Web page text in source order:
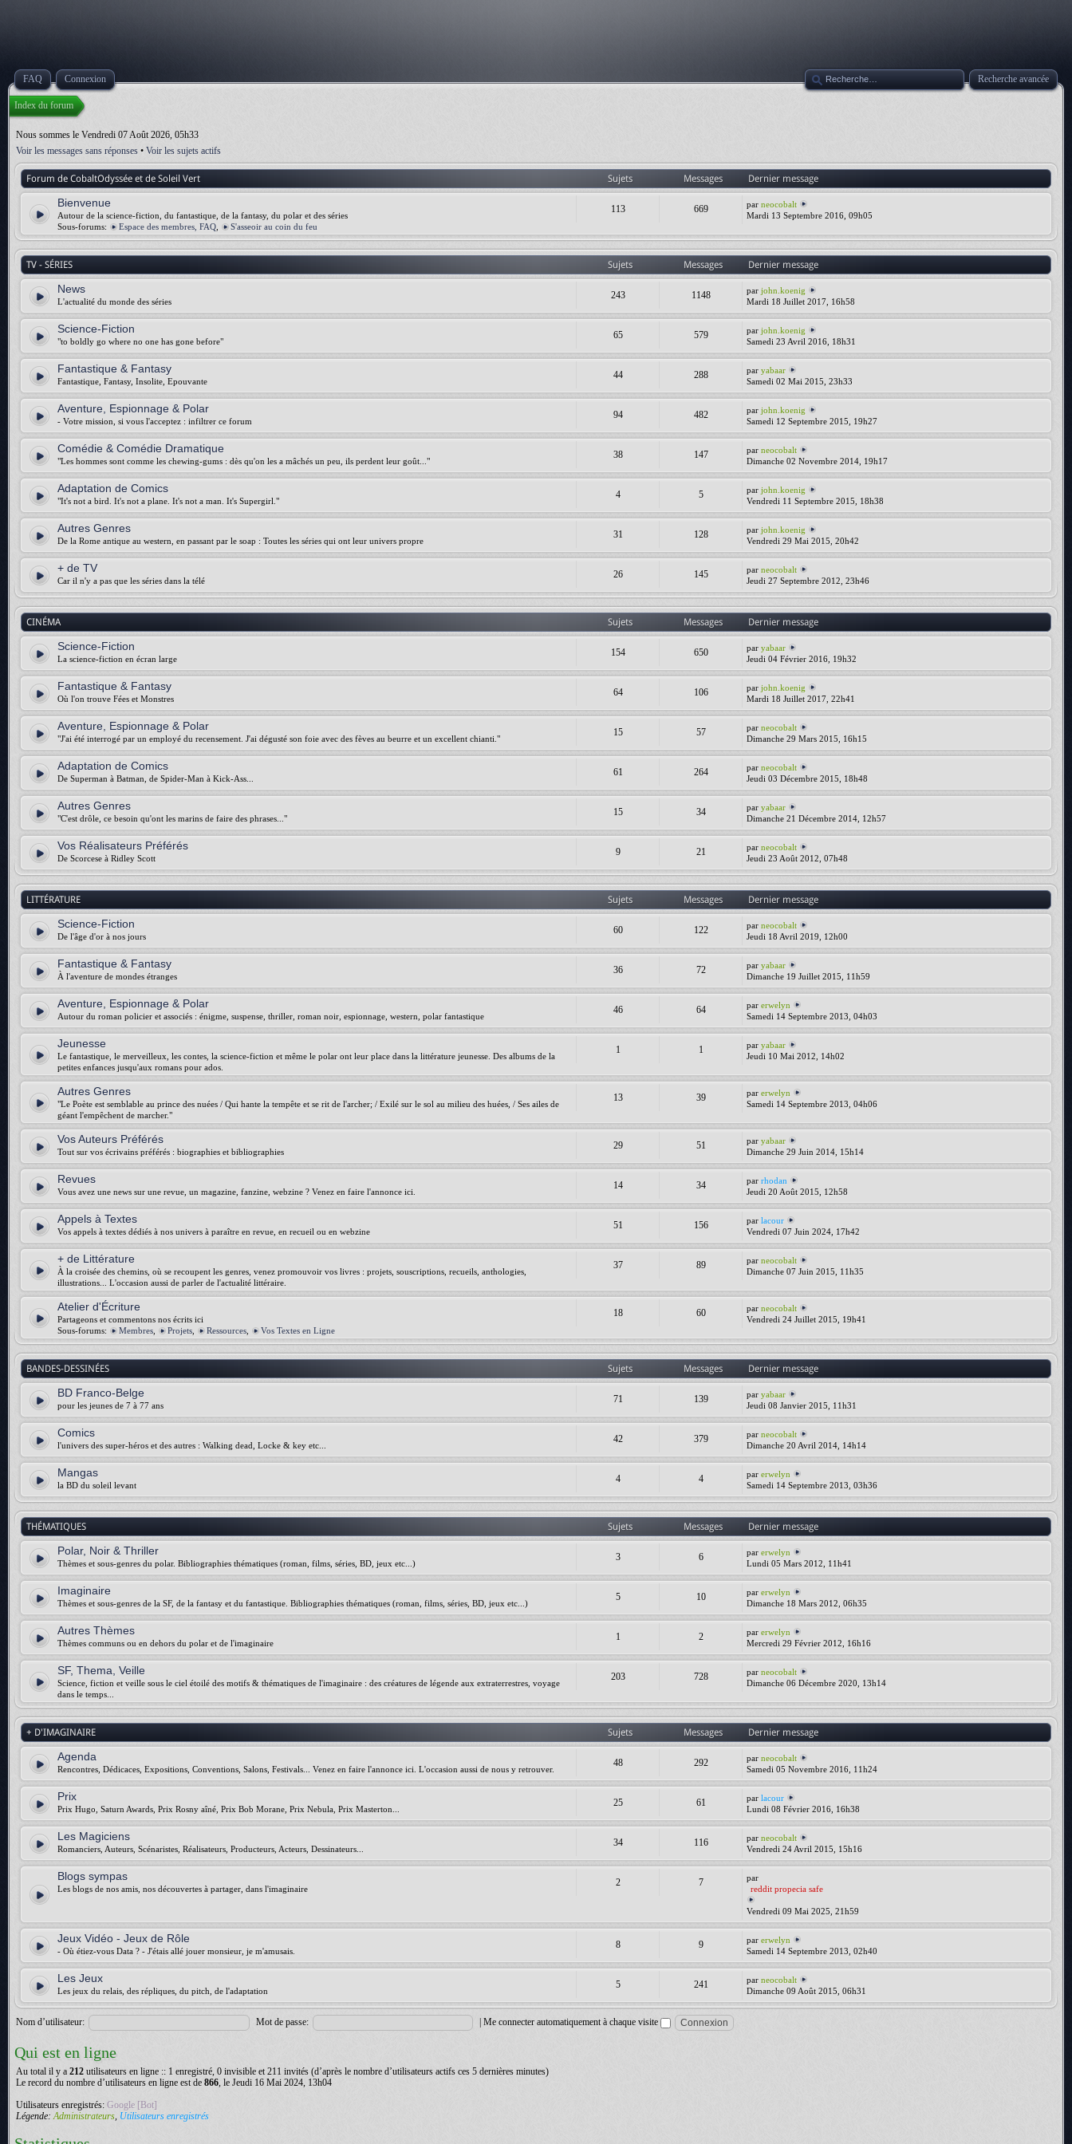
FAQ Connexion Recherche avancée
Index du forum
Nous sommes le Vendredi 07 Août 2026, 05h33
Voir les messages sans réponses • Voir les sujets actifs
Forum de CobaltOdyssée et de Soleil Vert Sujets Messages Dernier message
Bienvenue
Autour de la science-fiction, du fantastique, de la fantasy, du polar et des séries
Sous-forums:
Espace des membres, FAQ S'asseoir au coin du feu
113 669 parneocobalt
Mardi 13 Septembre 2016, 09h05
TV - SÉRIES Sujets Messages Dernier message
News
L'actualité du monde des séries
243 1148 parjohn.koenig
Mardi 18 Juillet 2017, 16h58
Science-Fiction
"to boldly go where no one has gone before"
65 579 parjohn.koenig
Samedi 23 Avril 2016, 18h31
Fantastique & Fantasy
Fantastique, Fantasy, Insolite, Epouvante
44 288 paryabaar
Samedi 02 Mai 2015, 23h33
Aventure, Espionnage & Polar
- Votre mission, si vous l'acceptez : infiltrer ce forum
94 482 parjohn.koenig
Samedi 12 Septembre 2015, 19h27
Comédie & Comédie Dramatique
"Les hommes sont comme les chewing-gums : dès qu'on les a mâchés un peu, ils perdent leur goût..."
38 147 parneocobalt
Dimanche 02 Novembre 2014, 19h17
Adaptation de Comics
"It's not a bird. It's not a plane. It's not a man. It's Supergirl."
4 5 parjohn.koenig
Vendredi 11 Septembre 2015, 18h38
Autres Genres
De la Rome antique au western, en passant par le soap : Toutes les séries qui ont leur univers propre
31 128 parjohn.koenig
Vendredi 29 Mai 2015, 20h42
+ de TV
Car il n'y a pas que les séries dans la télé
26 145 parneocobalt
Jeudi 27 Septembre 2012, 23h46
CINÉMA Sujets Messages Dernier message
Science-Fiction
La science-fiction en écran large
154 650 paryabaar
Jeudi 04 Février 2016, 19h32
Fantastique & Fantasy
Où l'on trouve Fées et Monstres
64 106 parjohn.koenig
Mardi 18 Juillet 2017, 22h41
Aventure, Espionnage & Polar
"J'ai été interrogé par un employé du recensement. J'ai dégusté son foie avec des fèves au beurre et un excellent chianti."
15 57 parneocobalt
Dimanche 29 Mars 2015, 16h15
Adaptation de Comics
De Superman à Batman, de Spider-Man à Kick-Ass...
61 264 parneocobalt
Jeudi 03 Décembre 2015, 18h48
Autres Genres
"C'est drôle, ce besoin qu'ont les marins de faire des phrases..."
15 34 paryabaar
Dimanche 21 Décembre 2014, 12h57
Vos Réalisateurs Préférés
De Scorcese à Ridley Scott
9 21 parneocobalt
Jeudi 23 Août 2012, 07h48
LITTÉRATURE Sujets Messages Dernier message
Science-Fiction
De l'âge d'or à nos jours
60 122 parneocobalt
Jeudi 18 Avril 2019, 12h00
Fantastique & Fantasy
À l'aventure de mondes étranges
36 72 paryabaar
Dimanche 19 Juillet 2015, 11h59
Aventure, Espionnage & Polar
Autour du roman policier et associés : énigme, suspense, thriller, roman noir, espionnage, western, polar fantastique
46 64 parerwelyn
Samedi 14 Septembre 2013, 04h03
Jeunesse
Le fantastique, le merveilleux, les contes, la science-fiction et même le polar ont leur place dans la littérature jeunesse. Des albums de la
petites enfances jusqu'aux romans pour ados.
1 1 paryabaar
Jeudi 10 Mai 2012, 14h02
Autres Genres
"Le Poète est semblable au prince des nuées / Qui hante la tempête et se rit de l'archer; / Exilé sur le sol au milieu des huées, / Ses ailes de
géant l'empêchent de marcher."
13 39 parerwelyn
Samedi 14 Septembre 2013, 04h06
Vos Auteurs Préférés
Tout sur vos écrivains préférés : biographies et bibliographies
29 51 paryabaar
Dimanche 29 Juin 2014, 15h14
Revues
Vous avez une news sur une revue, un magazine, fanzine, webzine ? Venez en faire l'annonce ici.
14 34 parrhodan
Jeudi 20 Août 2015, 12h58
Appels à Textes
Vos appels à textes dédiés à nos univers à paraître en revue, en recueil ou en webzine
51 156 parlacour
Vendredi 07 Juin 2024, 17h42
+ de Littérature
À la croisée des chemins, où se recoupent les genres, venez promouvoir vos livres : projets, souscriptions, recueils, anthologies,
illustrations... L'occasion aussi de parler de l'actualité littéraire.
37 89 parneocobalt
Dimanche 07 Juin 2015, 11h35
Atelier d'Écriture
Partageons et commentons nos écrits ici
Sous-forums:
Membres Projets Ressources Vos Textes en Ligne
18 60 parneocobalt
Vendredi 24 Juillet 2015, 19h41
BANDES-DESSINÉES Sujets Messages Dernier message
BD Franco-Belge
pour les jeunes de 7 à 77 ans
71 139 paryabaar
Jeudi 08 Janvier 2015, 11h31
Comics
l'univers des super-héros et des autres : Walking dead, Locke & key etc...
42 379 parneocobalt
Dimanche 20 Avril 2014, 14h14
Mangas
la BD du soleil levant
4 4 parerwelyn
Samedi 14 Septembre 2013, 03h36
THÉMATIQUES Sujets Messages Dernier message
Polar, Noir & Thriller
Thèmes et sous-genres du polar. Bibliographies thématiques (roman, films, séries, BD, jeux etc...)
3 6 parerwelyn
Lundi 05 Mars 2012, 11h41
Imaginaire
Thèmes et sous-genres de la SF, de la fantasy et du fantastique. Bibliographies thématiques (roman, films, séries, BD, jeux etc...)
5 10 parerwelyn
Dimanche 18 Mars 2012, 06h35
Autres Thèmes
Thèmes communs ou en dehors du polar et de l'imaginaire
1 2 parerwelyn
Mercredi 29 Février 2012, 16h16
SF, Thema, Veille
Science, fiction et veille sous le ciel étoilé des motifs & thématiques de l'imaginaire : des créatures de légende aux extraterrestres, voyage
dans le temps...
203 728 parneocobalt
Dimanche 06 Décembre 2020, 13h14
+ D'IMAGINAIRE Sujets Messages Dernier message
Agenda
Rencontres, Dédicaces, Expositions, Conventions, Salons, Festivals... Venez en faire l'annonce ici. L'occasion aussi de nous y retrouver.
48 292 parneocobalt
Samedi 05 Novembre 2016, 11h24
Prix
Prix Hugo, Saturn Awards, Prix Rosny aîné, Prix Bob Morane, Prix Nebula, Prix Masterton...
25 61 parlacour
Lundi 08 Février 2016, 16h38
Les Magiciens
Romanciers, Auteurs, Scénaristes, Réalisateurs, Producteurs, Acteurs, Dessinateurs...
34 116 parneocobalt
Vendredi 24 Avril 2015, 15h16
Blogs sympas
Les blogs de nos amis, nos découvertes à partager, dans l'imaginaire
2 7
par
reddit propecia safe
Vendredi 09 Mai 2025, 21h59
Jeux Vidéo - Jeux de Rôle
- Où étiez-vous Data ? - J'étais allé jouer monsieur, je m'amusais.
8 9 parerwelyn
Samedi 14 Septembre 2013, 02h40
Les Jeux
Les jeux du relais, des répliques, du pitch, de l'adaptation
5 241 parneocobalt
Dimanche 09 Août 2015, 06h31
Nom d’utilisateur: Mot de passe: |Me connecter automatiquement à chaque visite
Qui est en ligne
Au total il y a 212 utilisateurs en ligne :: 1 enregistré, 0 invisible et 211 invités (d’après le nombre d’utilisateurs actifs ces 5 dernières minutes)
Le record du nombre d’utilisateurs en ligne est de 866, le Jeudi 16 Mai 2024, 13h04
Utilisateurs enregistrés: Google [Bot]
Légende:Administrateurs, Utilisateurs enregistrés